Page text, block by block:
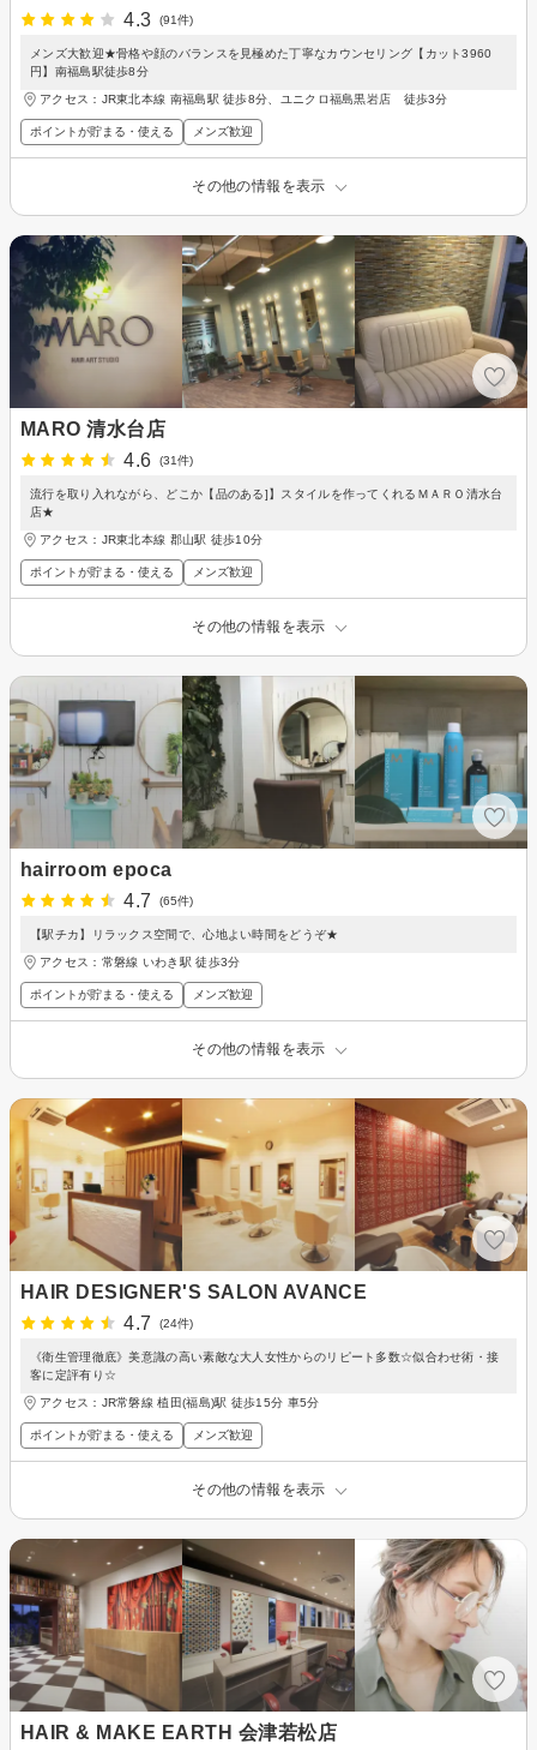
4.3
(91件)
メンズ大歓迎★骨格や顔のバランスを見極めた丁寧なカウンセリング【カット3960
円】南福島駅徒歩8分
アクセス：JR東北本線 南福島駅 徒歩8分、ユニクロ福島黒岩店 徒歩3分
ポイントが貯まる・使える メンズ歓迎
その他の情報を表示
MARO 清水台店
4.6
(31件)
流行を取り入れながら、どこか【品のある]】スタイルを作ってくれるＭＡＲＯ清水台
店★
アクセス：JR東北本線 郡山駅 徒歩10分
ポイントが貯まる・使える メンズ歓迎
その他の情報を表示
hairroom epoca
4.7
(65件)
【駅チカ】リラックス空間で、心地よい時間をどうぞ★
アクセス：常磐線 いわき駅 徒歩3分
ポイントが貯まる・使える メンズ歓迎
その他の情報を表示
HAIR DESIGNER'S SALON AVANCE
4.7
(24件)
《衛生管理徹底》美意識の高い素敵な大人女性からのリピート多数☆似合わせ術・接
客に定評有り☆
アクセス：JR常磐線 植田(福島)駅 徒歩15分 車5分
ポイントが貯まる・使える メンズ歓迎
その他の情報を表示
HAIR & MAKE EARTH 会津若松店